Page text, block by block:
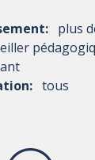
plus
tous